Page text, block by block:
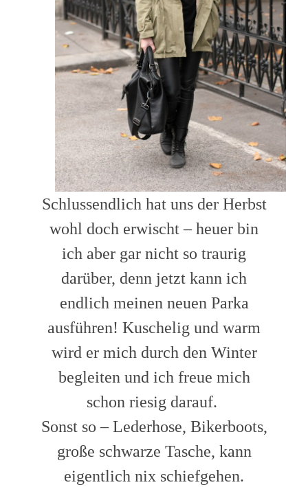
Schlussendlich hat uns der Herbst
wohl doch erwischt – heuer bin
ich aber gar nicht so traurig
darüber, denn jetzt kann ich
endlich meinen neuen Parka
ausführen! Kuschelig und warm
wird er mich durch den Winter
begleiten und ich freue mich
schon riesig darauf.
Sonst so – Lederhose, Bikerboots,
große schwarze Tasche, kann
eigentlich nix schiefgehen.